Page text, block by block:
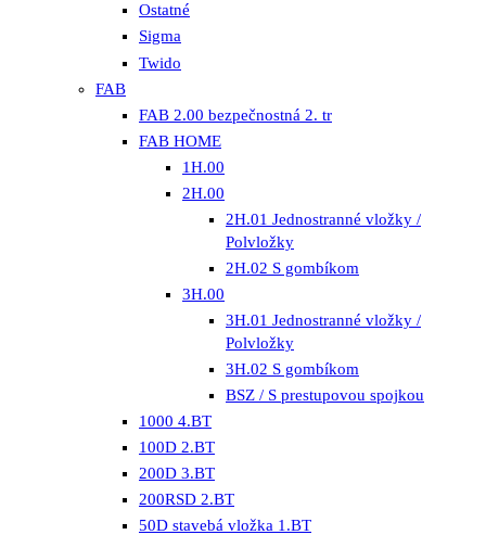
Ostatné
Sigma
Twido
FAB
FAB 2.00 bezpečnostná 2. tr
FAB HOME
1H.00
2H.00
2H.01 Jednostranné vložky /
Polvložky
2H.02 S gombíkom
3H.00
3H.01 Jednostranné vložky /
Polvložky
3H.02 S gombíkom
BSZ / S prestupovou spojkou
1000 4.BT
100D 2.BT
200D 3.BT
200RSD 2.BT
50D stavebá vložka 1.BT